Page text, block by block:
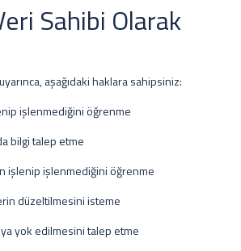
Sahibi Olarak
aşağıdaki haklara sahipsiniz:
işlenmediğini öğrenme
bilgi talep etme
işlenip işlenmediğini öğrenme
düzeltilmesini isteme
yok edilmesini talep etme